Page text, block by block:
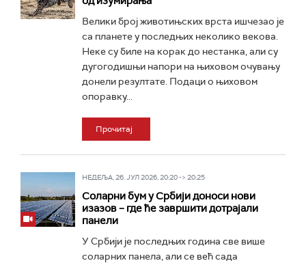
Велики број животињских врста ишчезао је
са планете у последњих неколико векова.
Неке су биле на корак до нестанка, али су
дугогодишњи напори на њиховом очувању
донели резултате. Подаци о њиховом
опоравку...
Прочитај
НЕДЕЉА, 26. ЈУЛ 2026, 20:20 -> 20:25
Соларни бум у Србији доноси нови
изазов – где ће завршити дотрајали
панели
У Србији је последњих година све више
соларних панела, али се већ сада